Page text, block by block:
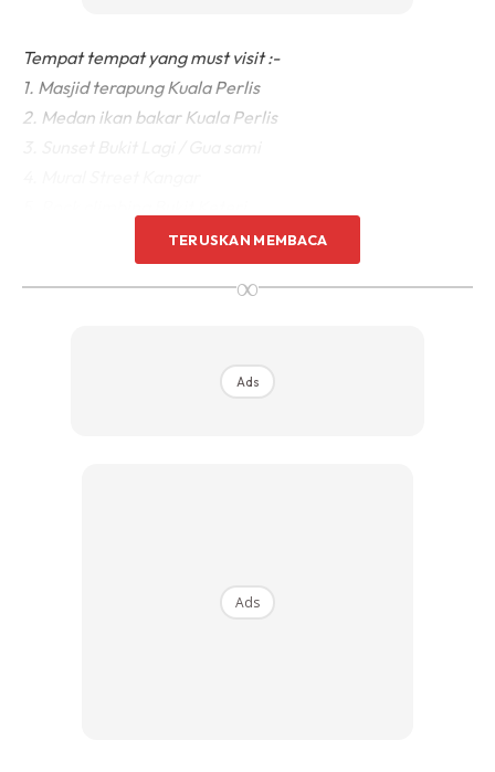
Tempat tempat yang must visit :-
1. Masjid terapung Kuala Perlis
2. Medan ikan bakar Kuala Perlis
7. Empangan Timah Tasuh (View ala2 NZ)
8. Wang Kelian view point
TERUSKAN MEMBACA
∞
Ads
Ads